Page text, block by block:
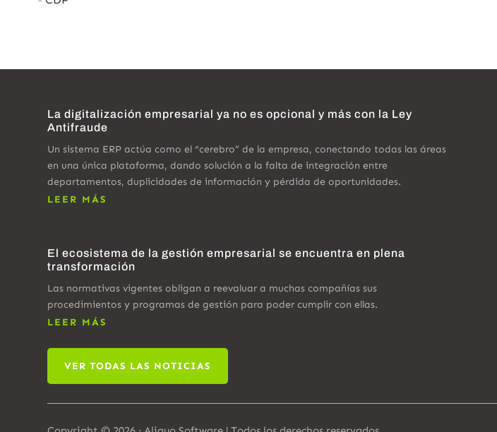
La digitalización empresarial ya no es opcional y más con la Ley
Antifraude
Un sistema ERP actúa como el “cerebro” de la empresa, conectando todas las áreas
en una única plataforma, dando solución a la falta de integración entre
departamentos, duplicidades de información y pérdida de oportunidades.
LEER MÁS
El ecosistema de la gestión empresarial se encuentra en plena
transformación
Las normativas vigentes obligan a reevaluar a muchas compañías sus
procedimientos y programas de gestión para poder cumplir con ellas.
LEER MÁS
VER TODAS LAS NOTICIAS